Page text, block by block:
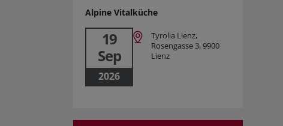
Alpine Vitalküche
19
Sep
2026
Tyrolia Lienz,
Rosengasse 3, 9900
Lienz